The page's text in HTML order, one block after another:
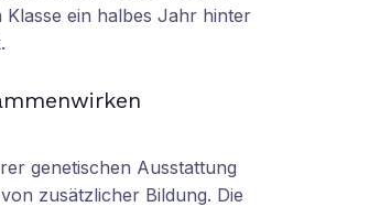
ein halbes Jahr hinter
genetischen Ausstattung
zusätzlicher Bildung. Die